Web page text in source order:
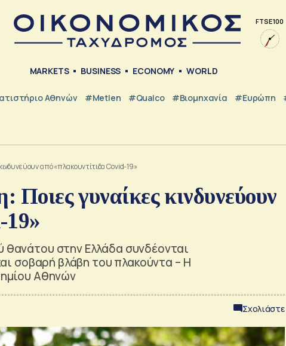
FTSE 100
MARKETS BUSINESS ECONOMY WORLD
Αθηνών #metlen #Qualco #Βιομηχανία #Ευρώπη
από «πλακουντίτιδα Covid-19»
Ποιες γυναίκες κινδυνεύουν
19»
θανάτου στην Ελλάδα συνδέονται
σοβαρή βλάβη του πλακούντα – Η
Αθηνών
Σχολιάστε